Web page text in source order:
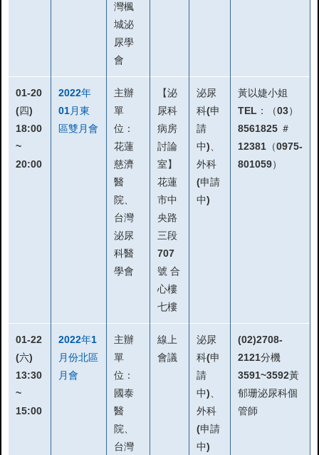
灣楓
城泌
尿學
會
01-20
(四)
18:00
~
20:00
2022年
01月東
區雙月會
主辦
單
位：
花蓮
慈濟
醫
院、
台灣
泌尿
科醫
學會
【泌
尿科
病房
討論
室】
花蓮
市中
央路
三段
707
號 合
心樓
七樓
泌尿
科(申
請
中)、
外科
(申請
中)
黃以婕小姐
TEL：（03）
8561825 ＃
12381（0975-
801059）
01-22
(六)
13:30
~
15:00
2022年1
月份北區
月會
主辦
單
位：
國泰
醫
院、
台灣
線上
會議
泌尿
科(申
請
中)、
外科
(申請
中)
(02)2708-
2121分機
3591~3592黃
郁珊泌尿科個
管師